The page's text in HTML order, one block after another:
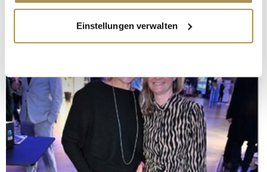
Informationen über Ihre geografische Lage
erfassen, welche bis auf einige Meter genau sein
bestimmten Merkmalen (Fingerprinting) identifizieren
Erfahren Sie mehr darüber, wie Ihre persönlichen Daten
verarbeitet werden, und legen Sie Ihre Präferenzen im
Abschnitt Einzelheiten
fest.
Wir verwenden Cookies, um Inhalte und Anzeigen zu
Einstellungen verwalten